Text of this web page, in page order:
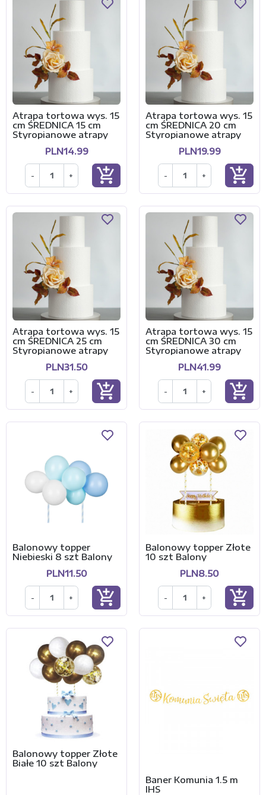
Atrapa tortowa wys. 15
cm ŚREDNICA 15 cm
Styropianowe atrapy
PLN14.99
- + add_shopping_cart
Atrapa tortowa wys. 15
cm ŚREDNICA 20 cm
Styropianowe atrapy
PLN19.99
- + add_shopping_cart
Atrapa tortowa wys. 15
cm ŚREDNICA 25 cm
Styropianowe atrapy
PLN31.50
- + add_shopping_cart
Atrapa tortowa wys. 15
cm ŚREDNICA 30 cm
Styropianowe atrapy
PLN41.99
- + add_shopping_cart
Balonowy topper
Niebieski 8 szt Balony
PLN11.50
- + add_shopping_cart
Balonowy topper Złote
10 szt Balony
PLN8.50
- + add_shopping_cart
Balonowy topper Złote
Białe 10 szt Balony
Baner Komunia 1.5 m
IHS